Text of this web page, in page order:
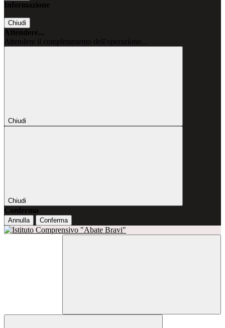
Informazione
Chiudi
Attendere...
Attendere il completamento dell'operazione...
Chiudi
Chiudi
Conferma
Annulla Conferma